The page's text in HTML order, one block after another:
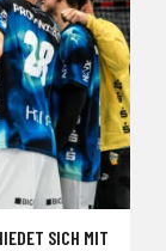
SICH MIT